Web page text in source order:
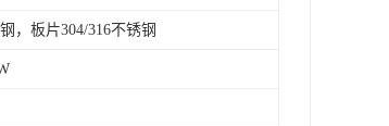
，板片304/316不锈钢